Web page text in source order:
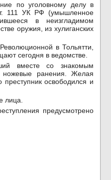
по уголовному делу в
111 УК РФ (умышленное
в неизгладимом
оружия, из хулиганских
в Тольятти,
сегодня в ведомстве.
вместе со знакомым
ножевые ранения. Желая
освободился и
лица.
предусмотрено